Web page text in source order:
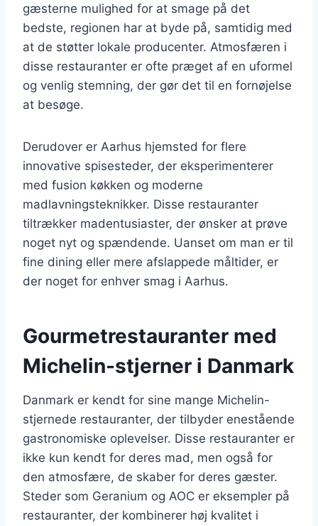
gæsterne mulighed for at smage på det
bedste, regionen har at byde på, samtidig med
at de støtter lokale producenter. Atmosfæren i
disse restauranter er ofte præget af en uformel
og venlig stemning, der gør det til en fornøjelse
at besøge.
Derudover er Aarhus hjemsted for flere
innovative spisesteder, der eksperimenterer
med fusion køkken og moderne
madlavningsteknikker. Disse restauranter
tiltrækker madentusiaster, der ønsker at prøve
noget nyt og spændende. Uanset om man er til
fine dining eller mere afslappede måltider, er
der noget for enhver smag i Aarhus.
Gourmetrestauranter med
Michelin-stjerner i Danmark
Danmark er kendt for sine mange Michelin-
stjernede restauranter, der tilbyder enestående
gastronomiske oplevelser. Disse restauranter er
ikke kun kendt for deres mad, men også for
den atmosfære, de skaber for deres gæster.
Steder som Geranium og AOC er eksempler på
restauranter, der kombinerer høj kvalitet i